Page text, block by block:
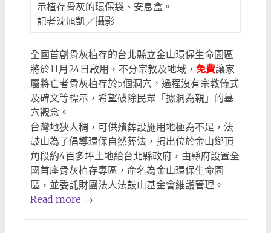
示植存骨灰的環保袋、安息盒。
記者沈旭凱／攝影
全國首創骨灰植存的台北縣立金山環保生命園區
將於11月24日啟用，不分宗教及地域， 免費讓家
屬將亡者骨灰植存於5個洞穴，過程沒有宗教儀式
及碑文等標示，希望破除民眾「據洞為親」的墓
穴觀念。
台灣地狹人稠，可供殯葬設施用地極為不足，法
鼓山為了倡導環保自然葬法，捐出位於金山鄉頂
角段約4百多坪土地給台北縣政府，由縣府設置全
國首座骨灰植存專區，命名為金山環保生命園
區，並委託財團法人法鼓山基金會維護管理。
Read more →